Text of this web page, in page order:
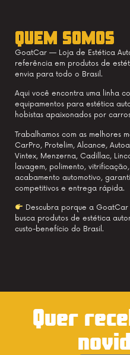
QUEM SOMOS
GoatCar — Loja de Estética
referência em produtos de
envia para todo o Brasil.
Aqui você encontra uma linha
equipamentos para estética
hobistas apaixonados por
Trabalhamos com as melhores
CarPro, Protelim, Alcance,
Vintex, Menzerna, Cadillac,
lavagem, polimento,
acabamento automotivo,
competitivos e entrega rápida.
Descubra porque a
busca produtos de estética
custo-benefício do Brasil.
Quer